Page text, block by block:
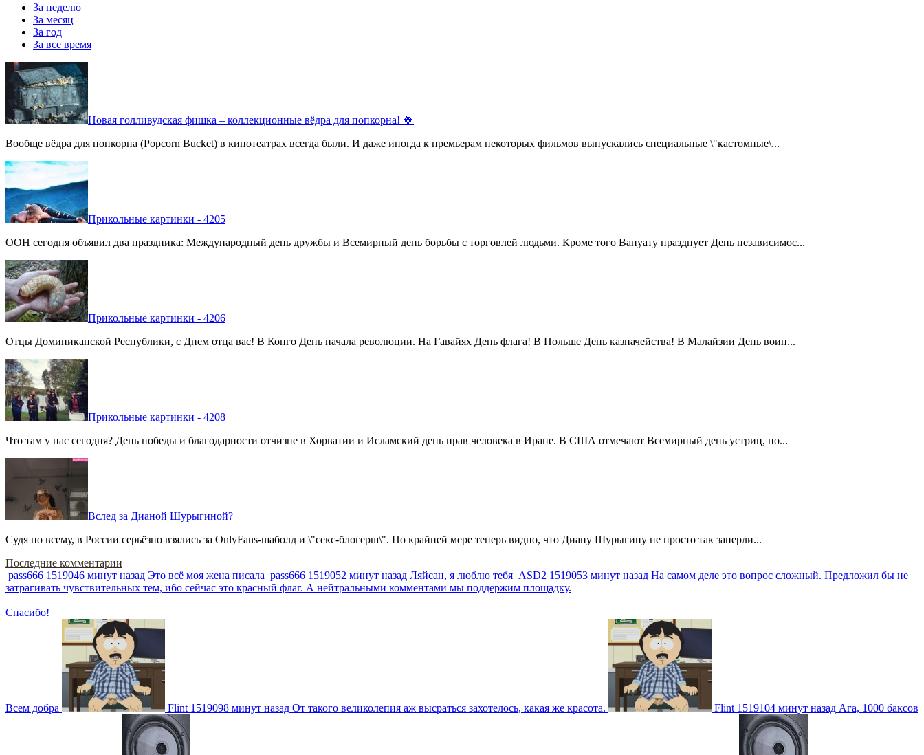
За неделю
За месяц
За год
За все время
Новая голливудская фишка – коллекционные вёдра для попкорна! 🍿
Вообще вёдра для попкорна (Popcorn Bucket) в кинотеатрах всегда были. И даже иногда к премьерам некоторых фильмов выпускались специальные \"кастомные\...
Прикольные картинки - 4205
ООН сегодня объявил два праздника: Международный день дружбы и Всемирный день борьбы с торговлей людьми. Кроме того Вануату празднует День независимос...
Прикольные картинки - 4206
Отцы Доминиканской Республики, с Днем отца вас! В Конго День начала революции. На Гавайях День флага! В Польше День казначейства! В Малайзии День воин...
Прикольные картинки - 4208
Что там у нас сегодня? День победы и благодарности отчизне в Хорватии и Исламский день прав человека в Иране. В США отмечают Всемирный день устриц, но...
Вслед за Дианой Шурыгиной?
Судя по всему, в России серьёзно взялись за OnlyFans-шаболд и \"секс-блогерш\". По крайней мере теперь видно, что Диану Шурыгину не просто так заперли...
Последние комментарии
pass666 1519046 минут назад Это всё моя жена писала pass666 1519052 минут назад Ляйсан, я люблю тебя ASD2 1519053 минут назад На самом деле это вопрос сложный. Предложил бы не
затрагивать чувствительных тем, ибо сейчас это красный флаг. А нейтральными комментами мы поддержим площадку.
Спасибо!
Всем добра Flint 1519098 минут назад От такого великолепия аж высраться захотелось, какая же красота. Flint 1519104 минут назад Ага, 1000 баксов